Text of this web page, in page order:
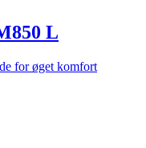
L
for øget komfort